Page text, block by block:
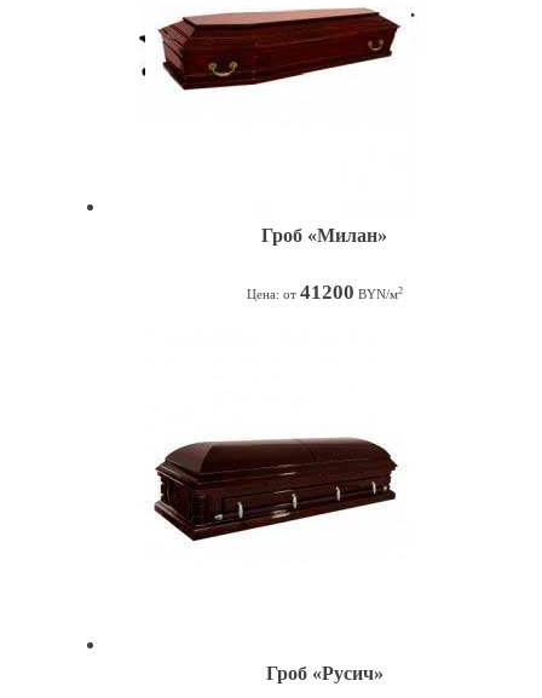
Гроб «Милан»
Цена: от 41200 BYN/м2
Гроб «Русич»